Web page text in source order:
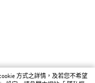
方式之詳情，及若您不希望